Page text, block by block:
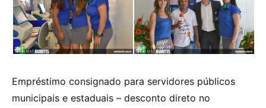
Empréstimo consignado para servidores públicos
municipais e estaduais – desconto direto no